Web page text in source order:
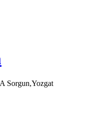
Sorgun,Yozgat